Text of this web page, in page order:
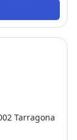
pongo un
Tarragona